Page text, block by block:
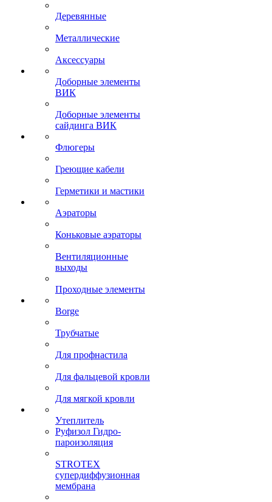
Деревянные
Металлические
Аксессуары
Доборные элементы
ВИК
Доборные элементы
сайдинга ВИК
Флюгеры
Греющие кабели
Герметики и мастики
Аэраторы
Коньковые аэраторы
Вентиляционные
выходы
Проходные элементы
Borge
Трубчатые
Для профнастила
Для фальцевой кровли
Для мягкой кровли
Утеплитель
Руфизол Гидро-
пароизоляция
STROTEX
супердиффузионная
мембрана